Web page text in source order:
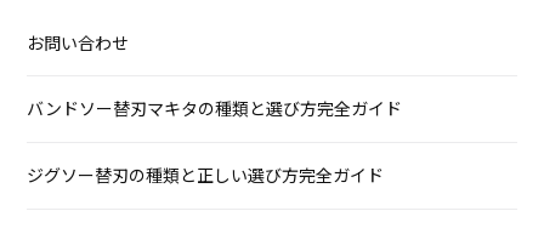
お問い合わせ
バンドソー替刃マキタの種類と選び方完全ガイド
ジグソー替刃の種類と正しい選び方完全ガイド